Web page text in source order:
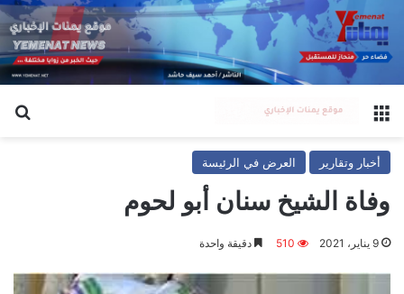
القائمة
أخبار وتقارير العرض في الرئيسة
وفاة الشيخ سنان أبو لحوم
9 يناير، 2021 510 دقيقة واحدة